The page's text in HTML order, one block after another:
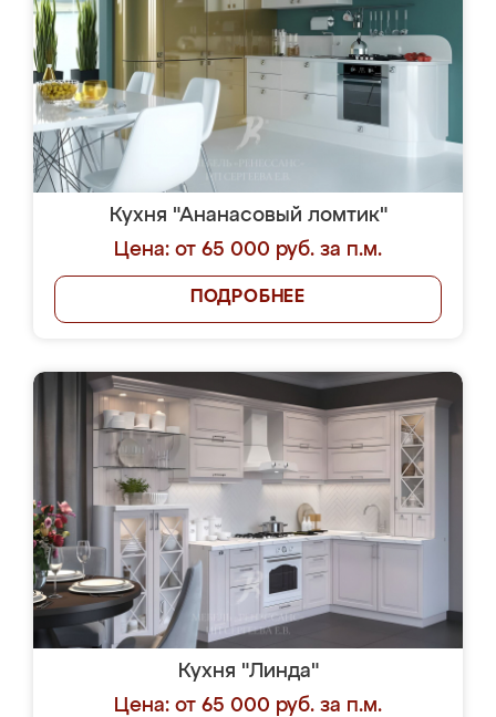
Кухня "Ананасовый ломтик"
Цена: от 65 000 руб. за п.м.
ПОДРОБНЕЕ
Кухня "Линда"
Цена: от 65 000 руб. за п.м.